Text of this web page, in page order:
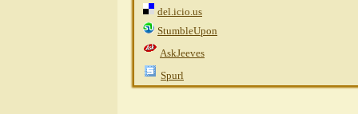
del.icio.us
StumbleUpon
AskJeeves
Spurl